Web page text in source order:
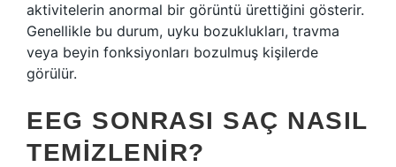
aktivitelerin anormal bir görüntü ürettiğini gösterir.
Genellikle bu durum, uyku bozuklukları, travma
veya beyin fonksiyonları bozulmuş kişilerde
görülür.
EEG SONRASI SAÇ NASIL
TEMIZLENIR?